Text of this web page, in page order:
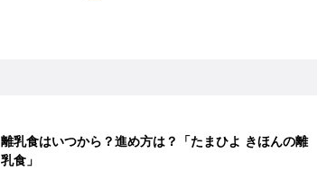
離乳食はいつから？進め方は？「たまひよ きほんの離
乳食」